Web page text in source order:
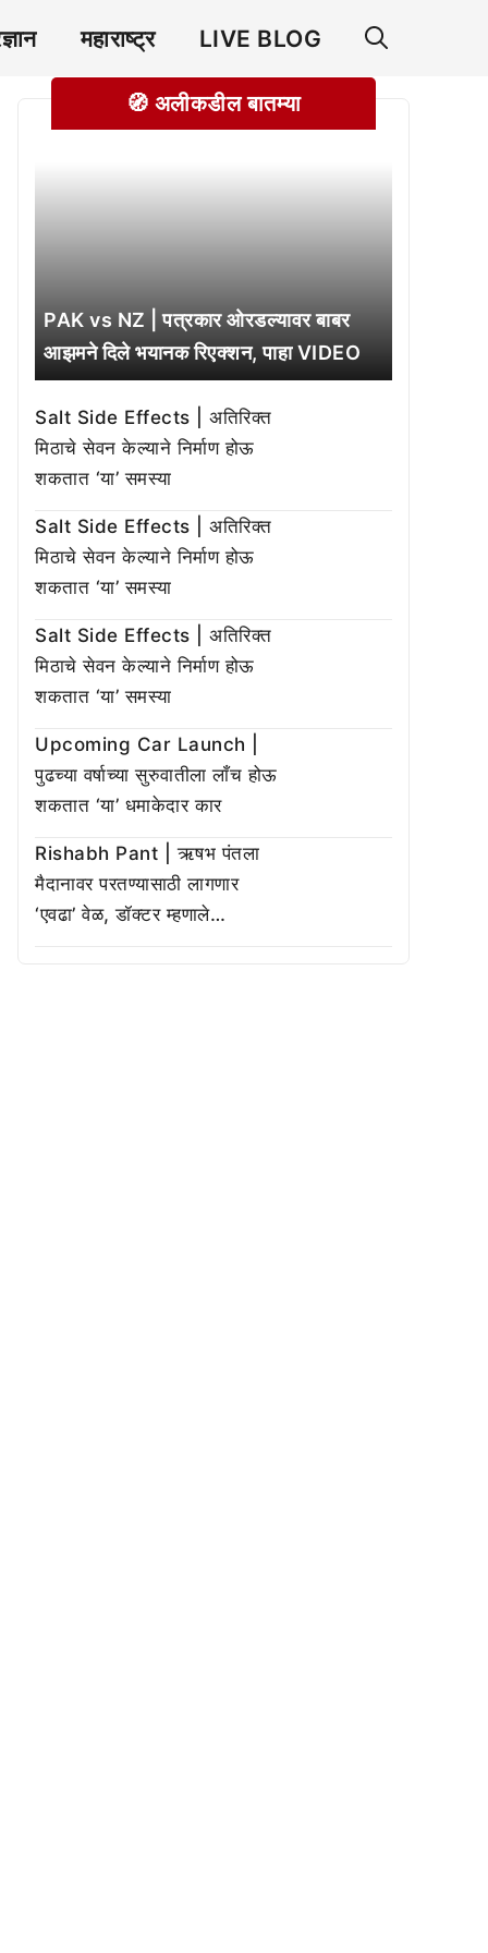
महाराष्ट्र LIVE BLOG
🧭 अलीकडील बातम्या
PAK vs NZ | पत्रकार ओरडल्यावर बाबर
आझमने दिले भयानक रिएक्शन, पाहा VIDEO
Salt Side Effects | अतिरिक्त
मिठाचे सेवन केल्याने निर्माण होऊ
शकतात ‘या’ समस्या
Salt Side Effects | अतिरिक्त
मिठाचे सेवन केल्याने निर्माण होऊ
शकतात ‘या’ समस्या
Salt Side Effects | अतिरिक्त
मिठाचे सेवन केल्याने निर्माण होऊ
शकतात ‘या’ समस्या
Upcoming Car Launch |
पुढच्या वर्षाच्या सुरुवातीला लाँच होऊ
शकतात ‘या’ धमाकेदार कार
Rishabh Pant | ऋषभ पंतला
मैदानावर परतण्यासाठी लागणार
‘एवढा’ वेळ, डॉक्टर म्हणाले…